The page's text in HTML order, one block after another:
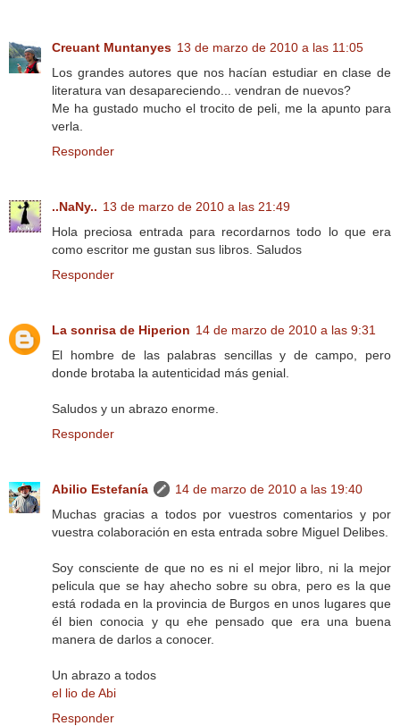
Creuant Muntanyes 13 de marzo de 2010 a las 11:05
Los grandes autores que nos hacían estudiar en clase de
literatura van desapareciendo... vendran de nuevos?
Me ha gustado mucho el trocito de peli, me la apunto para
verla.
Responder
..NaNy.. 13 de marzo de 2010 a las 21:49
Hola preciosa entrada para recordarnos todo lo que era
como escritor me gustan sus libros. Saludos
Responder
La sonrisa de Hiperion 14 de marzo de 2010 a las 9:31
El hombre de las palabras sencillas y de campo, pero
donde brotaba la autenticidad más genial.
Saludos y un abrazo enorme.
Responder
Abilio Estefanía
14 de marzo de 2010 a las 19:40
Muchas gracias a todos por vuestros comentarios y por
vuestra colaboración en esta entrada sobre Miguel Delibes.
Soy consciente de que no es ni el mejor libro, ni la mejor
pelicula que se hay ahecho sobre su obra, pero es la que
está rodada en la provincia de Burgos en unos lugares que
él bien conocia y qu ehe pensado que era una buena
manera de darlos a conocer.
Un abrazo a todos
el lio de Abi
Responder